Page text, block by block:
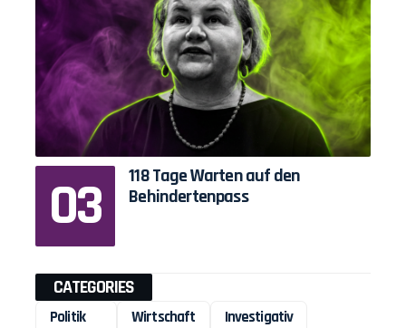
118 Tage Warten auf den
Behindertenpass
CATEGORIES
Politik Wirtschaft Investigativ